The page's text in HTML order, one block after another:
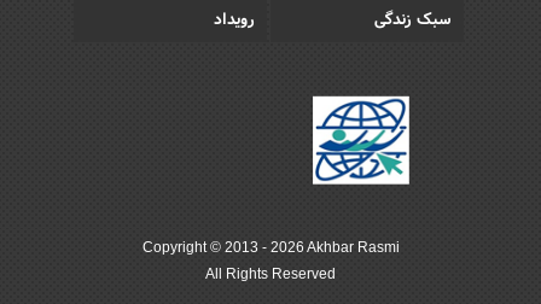
سبک زندگی
رویداد
Copyright © 2013 - 2026 Akhbar Rasmi
All Rights Reserved